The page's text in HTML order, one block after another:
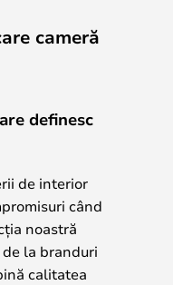
cameră
definesc
de interior
când
noastră
la branduri
calitatea